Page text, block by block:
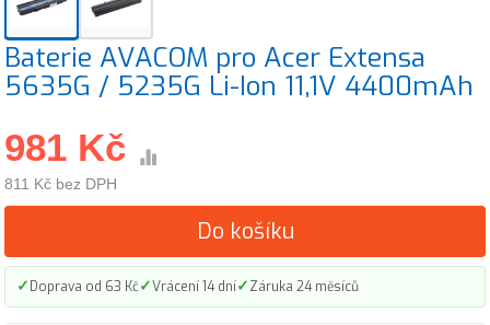
Baterie AVACOM pro Acer Extensa
5635G / 5235G Li-Ion 11,1V 4400mAh
981 Kč
811 Kč bez DPH
Do košíku
✓Doprava od 63 Kč✓Vrácení 14 dní✓Záruka 24 měsíců